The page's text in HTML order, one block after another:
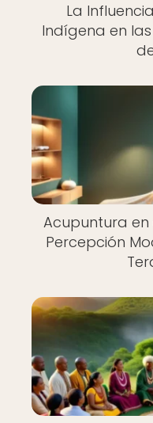
La
Indígena en
Acupuntura en
Percepción